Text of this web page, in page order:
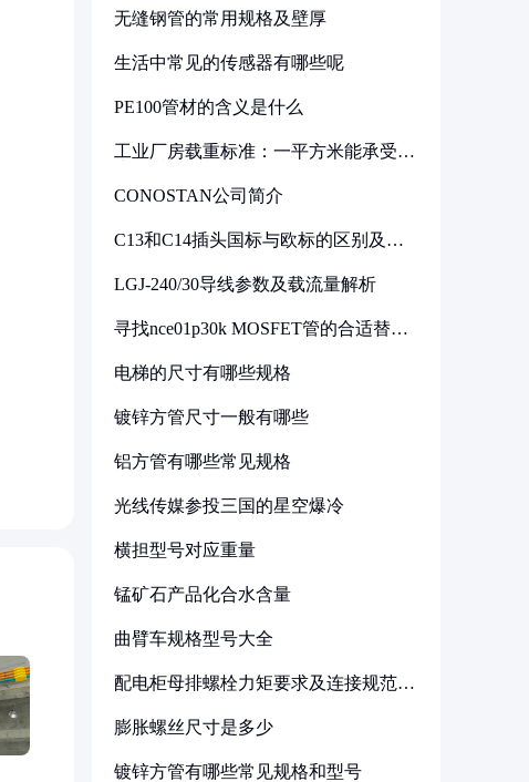
无缝钢管的常用规格及壁厚
生活中常见的传感器有哪些呢
PE100管材的含义是什么
工业厂房载重标准：一平方米能承受多
CONOSTAN公司简介
C13和C14插头国标与欧标的区别及其
LGJ-240/30导线参数及载流量解析
寻找nce01p30k MOSFET管的合适替代
电梯的尺寸有哪些规格
镀锌方管尺寸一般有哪些
铝方管有哪些常见规格
光线传媒参投三国的星空爆冷
横担型号对应重量
锰矿石产品化合水含量
曲臂车规格型号大全
配电柜母排螺栓力矩要求及连接规范详
膨胀螺丝尺寸是多少
镀锌方管有哪些常见规格和型号